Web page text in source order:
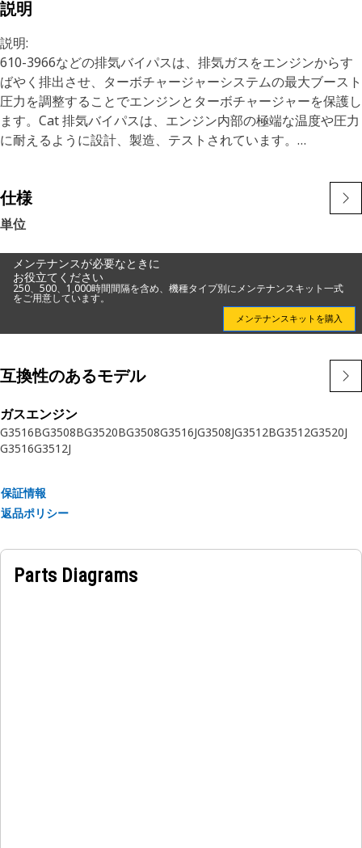
説明
説明:
610-3966などの排気バイパスは、排気ガスをエンジンからす
ばやく排出させ、ターボチャージャーシステムの最大ブースト
圧力を調整することでエンジンとターボチャージャーを保護し
ます。Cat 排気バイパスは、エンジン内部の極端な温度や圧力
に耐えるように設計、製造、テストされています。
・材質:アルミニウム
• 外径:137 mm (5.38 インチ)
• シートの直径:51 mm（2.00 in）
・取り付けパイロット径60mm (2.37インチ)
• コネクションだ：1/4-18 NPTF ポート、3/8-18 NPTF ポー
ト、2 か所
用途
ラディーラーにお問い合わせください。
仕様
単位
メンテナンスが必要なときに
お役立てください
250、500、1,000時間間隔を含め、機種タイプ別にメンテナンスキット一式
をご用意しています。
メンテナンスキットを購入
互換性のあるモデル
ガスエンジン
G3516BG3508BG3520BG3508G3516JG3508JG3512BG3512G3520J
G3516G3512J
保証情報
返品ポリシー
Parts Diagrams